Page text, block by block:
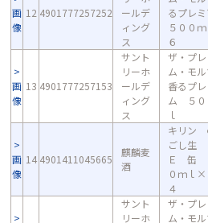
画
像
12 4901777257252
ールデ
ィング
ス
るプレミ
５００
６
画
像
13 4901777257153
サント
リーホ
ールデ
ィング
ス
ザ・プ
ム・モ
香るプ
ム ５０
ｌ
画
像
14 4901411045665
麒麟麦
酒
キリン
ごし生
Ｅ 缶
０ｍｌ
４
サント
リーホ
ザ・プ
ム・モ